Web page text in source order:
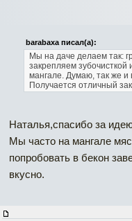
barabaxa писал(а):
Мы на даче делаем так:
закрепляем
мангале. Думаю, так же и
Получается отличный
Наталья,спасибо за
Мы часто на мангале
попробовать в бекон
вкусно.